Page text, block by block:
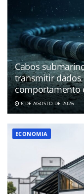
Cabos
transmitir dados
comportamento
6 DE AGOSTO DE 2026
ECONOMIA